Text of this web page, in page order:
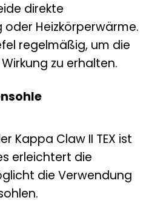
direkte
Heizkörperwärme.
regelmäßig, um die
zu erhalten.
Kappa Claw II TEX ist
erleichtert die
die Verwendung